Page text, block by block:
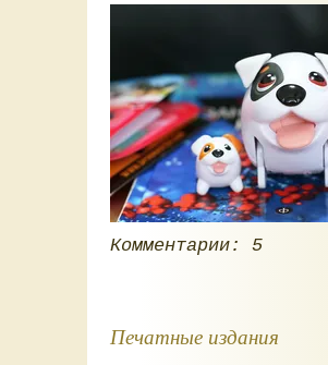
Комментарии: 5
Печатные издания